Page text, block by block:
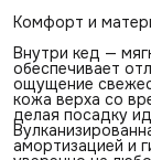
Комфорт и
Внутри кед —
обеспечивает
ощущение
кожа верха со
делая посадку
амортизацией и